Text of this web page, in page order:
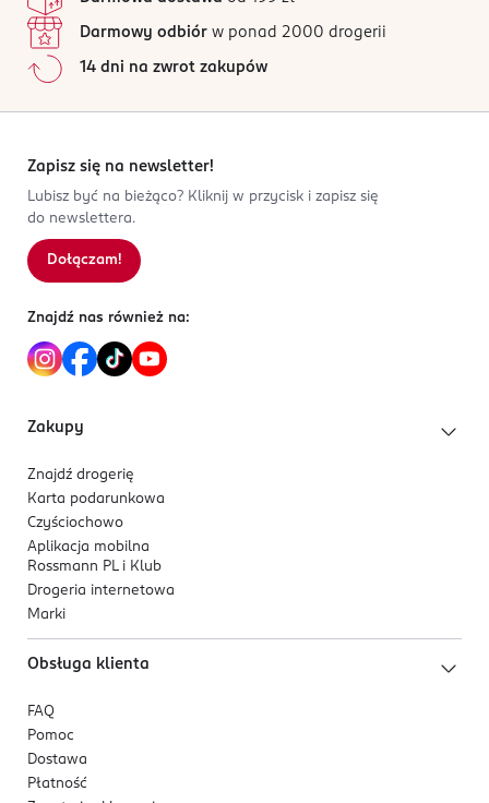
PRODUCENT/PODMIOT ODPOWIEDZIALNY
A.S.Watson (Trading) Macao Commercial
Avenida Amizada, NO.1023,
6 941607 329122
Darmowy odbiór w ponad 2000 drogerii
14 dni na zwrot zakupów
Zapisz się na newsletter!
Lubisz być na bieżąco? Kliknij w przycisk i zapisz się
do newslettera.
Dołączam!
Znajdź nas również na:
Zakupy
Znajdź drogerię
Karta podarunkowa
Czyściochowo
Aplikacja mobilna
Rossmann PL i Klub
Drogeria internetowa
Marki
Obsługa klienta
FAQ
Pomoc
Dostawa
Płatność